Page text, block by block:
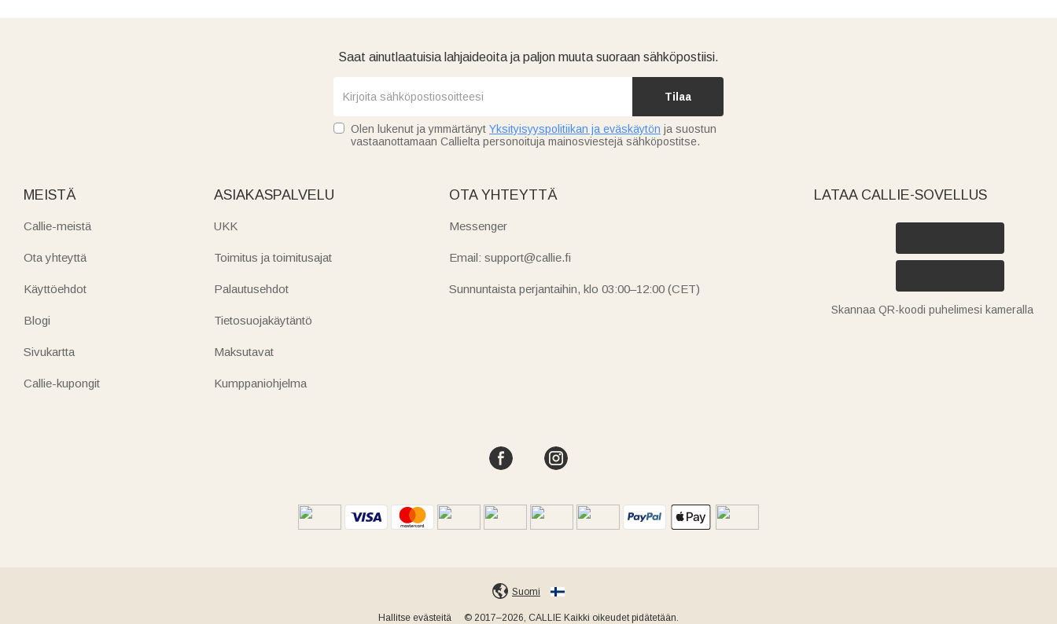
Saat ainutlaatuisia lahjaideoita ja paljon muuta suoraan sähköpostiisi.
Tilaa
Olen lukenut ja ymmärtänyt Yksityisyyspolitiikan ja eväskäytön ja suostun
vastaanottamaan Callielta personoituja mainosviestejä sähköpostitse.
MEISTÄ
Callie-meistä
Ota yhteyttä
Käyttöehdot
Blogi
Sivukartta
Callie-kupongit
ASIAKASPALVELU
UKK
Toimitus ja toimitusajat
Palautusehdot
Tietosuojakäytäntö
Maksutavat
Kumppaniohjelma
OTA YHTEYTTÄ
Messenger
Email: support@callie.fi
Sunnuntaista perjantaihin, klo 03:00–12:00 (CET)
LATAA CALLIE-SOVELLUS
Skannaa QR-koodi puhelimesi kameralla
Suomi
Hallitse evästeitä © 2017–2026, CALLIE Kaikki oikeudet pidätetään.